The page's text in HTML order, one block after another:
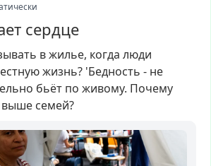
сердце
вжилье, когда люди
жизнь? 'Бедность - не
бьёт по живому. Почему
выше семей?